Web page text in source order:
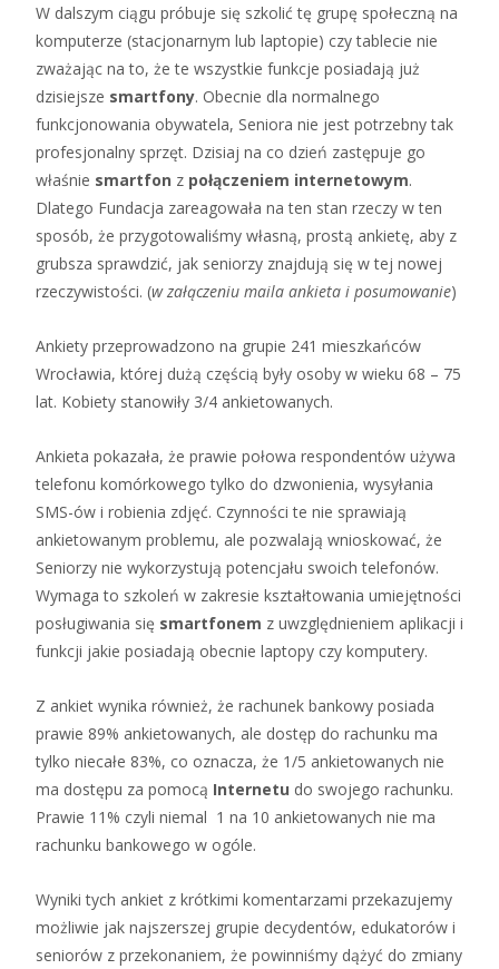
W dalszym ciągu próbuje się szkolić tę grupę społeczną na
komputerze (stacjonarnym lub laptopie) czy tablecie nie
zważając na to, że te wszystkie funkcje posiadają już
dzisiejsze smartfony. Obecnie dla normalnego
funkcjonowania obywatela, Seniora nie jest potrzebny tak
profesjonalny sprzęt. Dzisiaj na co dzień zastępuje go
właśnie smartfon z połączeniem internetowym.
Dlatego Fundacja zareagowała na ten stan rzeczy w ten
sposób, że przygotowaliśmy własną, prostą ankietę, aby z
grubsza sprawdzić, jak seniorzy znajdują się w tej nowej
rzeczywistości. (w załączeniu maila ankieta i posumowanie)
Ankiety przeprowadzono na grupie 241 mieszkańców
Wrocławia, której dużą częścią były osoby w wieku 68 – 75
lat. Kobiety stanowiły 3/4 ankietowanych.
Ankieta pokazała, że prawie połowa respondentów używa
telefonu komórkowego tylko do dzwonienia, wysyłania
SMS-ów i robienia zdjęć. Czynności te nie sprawiają
ankietowanym problemu, ale pozwalają wnioskować, że
Seniorzy nie wykorzystują potencjału swoich telefonów.
Wymaga to szkoleń w zakresie kształtowania umiejętności
posługiwania się smartfonem z uwzględnieniem aplikacji i
funkcji jakie posiadają obecnie laptopy czy komputery.
Z ankiet wynika również, że rachunek bankowy posiada
prawie 89% ankietowanych, ale dostęp do rachunku ma
tylko niecałe 83%, co oznacza, że 1/5 ankietowanych nie
ma dostępu za pomocą Internetu do swojego rachunku.
Prawie 11% czyli niemal 1 na 10 ankietowanych nie ma
rachunku bankowego w ogóle.
Wyniki tych ankiet z krótkimi komentarzami przekazujemy
możliwie jak najszerszej grupie decydentów, edukatorów i
seniorów z przekonaniem, że powinniśmy dążyć do zmiany